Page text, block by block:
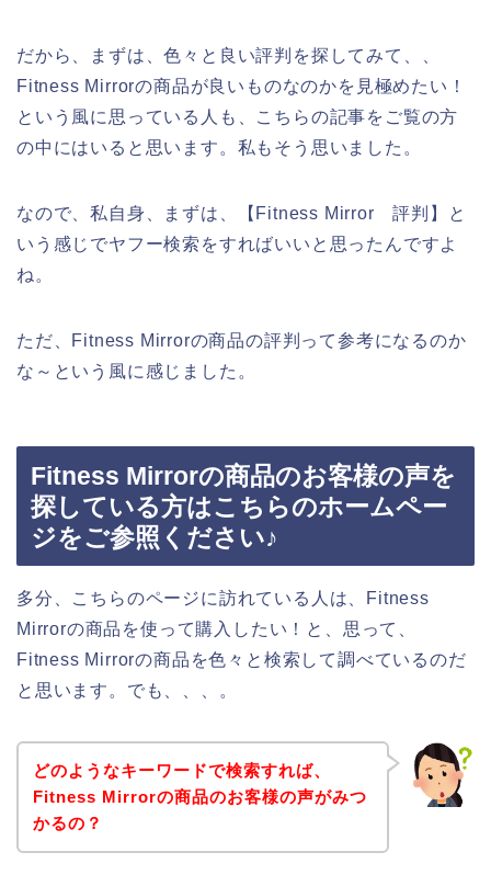
だから、まずは、色々と良い評判を探してみて、、
Fitness Mirrorの商品が良いものなのかを見極めたい！
という風に思っている人も、こちらの記事をご覧の方
の中にはいると思います。私もそう思いました。
なので、私自身、まずは、【Fitness Mirror 評判】と
いう感じでヤフー検索をすればいいと思ったんですよ
ね。
ただ、Fitness Mirrorの商品の評判って参考になるのか
な～という風に感じました。
Fitness Mirrorの商品のお客様の声を
探している方はこちらのホームペー
ジをご参照ください♪
多分、こちらのページに訪れている人は、Fitness
Mirrorの商品を使って購入したい！と、思って、
Fitness Mirrorの商品を色々と検索して調べているのだ
と思います。でも、、、。
どのようなキーワードで検索すれば、
Fitness Mirrorの商品のお客様の声がみつ
かるの？